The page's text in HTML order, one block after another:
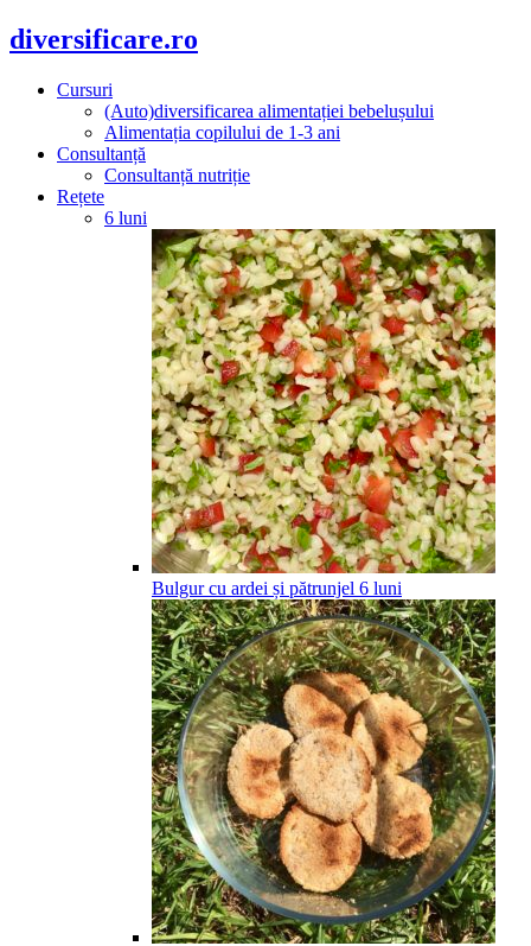
diversificare.ro
Cursuri
(Auto)diversificarea alimentației bebelușului
Alimentația copilului de 1-3 ani
Consultanță
Consultanță nutriție
Rețete
6 luni
Bulgur cu ardei și pătrunjel 6 luni